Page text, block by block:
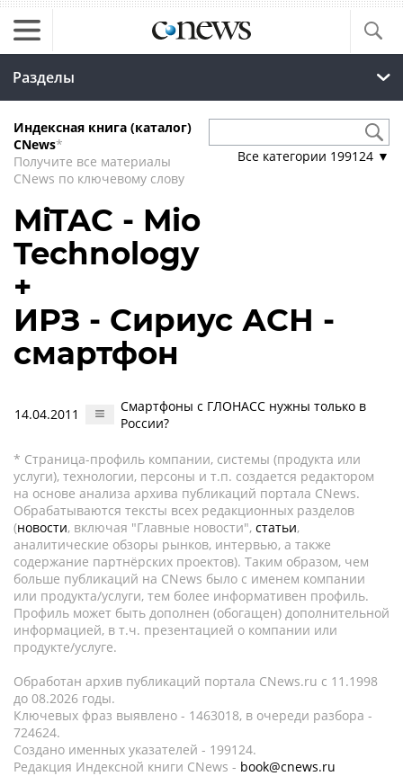
Разделы
Индексная книга (каталог)
CNews*
Получите все материалы
CNews по ключевому слову
Все категории 199124 ▼
MiTAC - Mio
Technology
+
ИРЗ - Сириус АСН -
смартфон
14.04.2011
Смартфоны с ГЛОНАСС нужны только в
России?
* Страница-профиль компании, системы (продукта или
услуги), технологии, персоны и т.п. создается редактором
на основе анализа архива публикаций портала CNews.
Обрабатываются тексты всех редакционных разделов
(новости, включая "Главные новости", статьи,
аналитические обзоры рынков, интервью, а также
содержание партнёрских проектов). Таким образом, чем
больше публикаций на CNews было с именем компании
или продукта/услуги, тем более информативен профиль.
Профиль может быть дополнен (обогащен) дополнительной
информацией, в т.ч. презентацией о компании или
продукте/услуге.
Обработан архив публикаций портала CNews.ru c 11.1998
до 08.2026 годы.
Ключевых фраз выявлено - 1463018, в очереди разбора -
724624.
Создано именных указателей - 199124.
Редакция Индексной книги CNews - book@cnews.ru